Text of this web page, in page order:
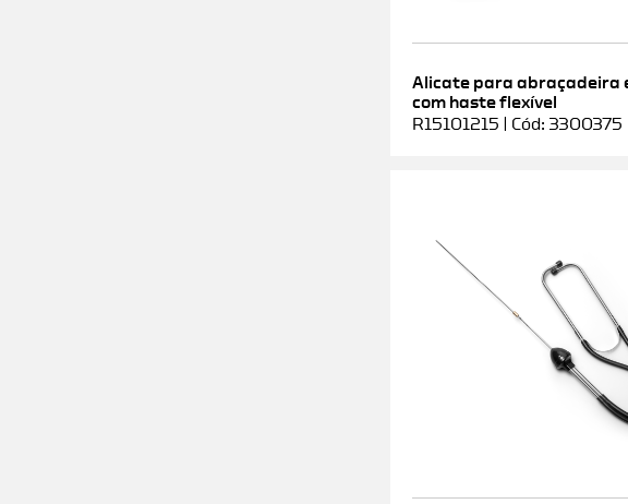
Alicate para abraçadeira
com haste flexível
R15101215 | Cód: 3300375